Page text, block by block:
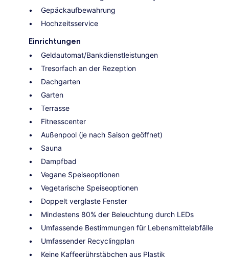
Gepäckaufbewahrung
Hochzeitsservice
Einrichtungen
Geldautomat/Bankdienstleistungen
Tresorfach an der Rezeption
Dachgarten
Garten
Terrasse
Fitnesscenter
Außenpool (je nach Saison geöffnet)
Sauna
Dampfbad
Vegane Speiseoptionen
Vegetarische Speiseoptionen
Doppelt verglaste Fenster
Mindestens 80% der Beleuchtung durch LEDs
Umfassende Bestimmungen für Lebensmittelabfälle
Umfassender Recyclingplan
Keine Kaffeerührstäbchen aus Plastik